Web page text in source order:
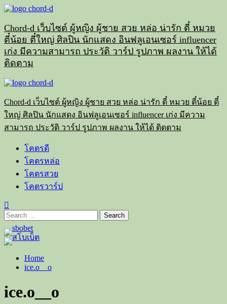
Skip
content
Chord-d เว็บไซต์ ผู้หญิง ผู้ชาย สวย หล่อ น่ารัก ตี๋ หมวย
ตี๋น้อย ตี๋ใหญ่ ศิลปิน นักแสดง อินฟลูเอนเซอร์ influencer
เก่ง มีความสามารถ ประวัติ วาร์ป รูปภาพ ผลงาน ให้ได้
ติดตาม
Primary
Chord-d เว็บไซต์ ผู้หญิง ผู้ชาย สวย หล่อ น่ารัก ตี๋ หมวย ตี๋น้อย ตี๋
ใหญ่ ศิลปิน นักแสดง อินฟลูเอนเซอร์ influencer เก่ง มีความ
สามารถ ประวัติ วาร์ป รูปภาพ ผลงาน ให้ได้ ติดตาม
โคตรดี
โคตรหล่อ
โคตรสวย
โคตรวาร์ป
Search
for:
Home
ice.o__o
ice.o__o